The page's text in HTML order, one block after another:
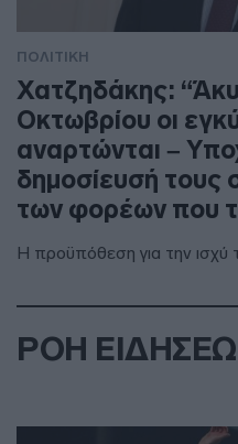
ΠΟΛΙΤΙΚΗ
Χατζηδάκης:
Οκτωβρίου οι
αναρτώνται –
δημοσίευσή τους
των φορέων που
Η προϋπόθεση για την ισχύ
ΡΟΗ